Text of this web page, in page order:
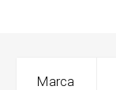
Marca